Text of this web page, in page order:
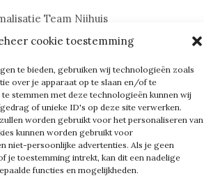
cookie toestemming
te bieden, gebruiken wij technologieën zoals
over je apparaat op te slaan en/of te
stemmen met deze technologieën kunnen wij
of unieke ID's op deze site verwerken.
worden gebruikt voor het personaliseren van
kunnen worden gebruikt voor
niet-persoonlijke advertenties. Als je geen
je toestemming intrekt, kan dit een nadelige
functies en mogelijkheden.
Team Nijhuis